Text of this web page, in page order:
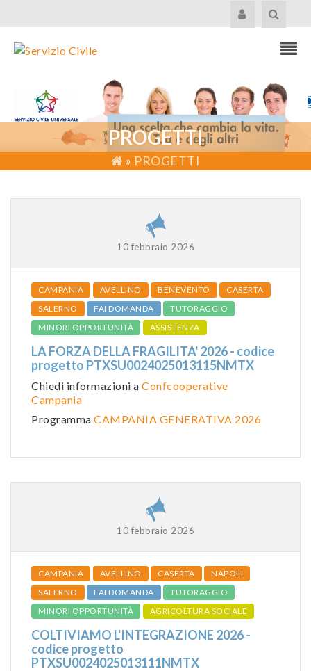
PROGETTI
» PROGETTI
10 febbraio 2026
CAMPANIA AVELLINO BENEVENTO
CASERTA
SALERNO
FAI DOMANDA
TUTORAGGIO
MINORI OPPORTUNITÀ
ASSISTENZA
LA FORZA DELLA FRAGILITA' 2026 - codice
progetto PTXSU0024025013115NMTX
Chiedi informazioni a Confcooperative
Campania
Programma CAMPANIA GENERATIVA 2026
10 febbraio 2026
CAMPANIA AVELLINO CASERTA
NAPOLI
SALERNO
FAI DOMANDA
TUTORAGGIO
MINORI OPPORTUNITÀ
AGRICOLTURA SOCIALE
COLTIVIAMO L'INTEGRAZIONE 2026 -
codice progetto
PTXSU0024025013111NMTX